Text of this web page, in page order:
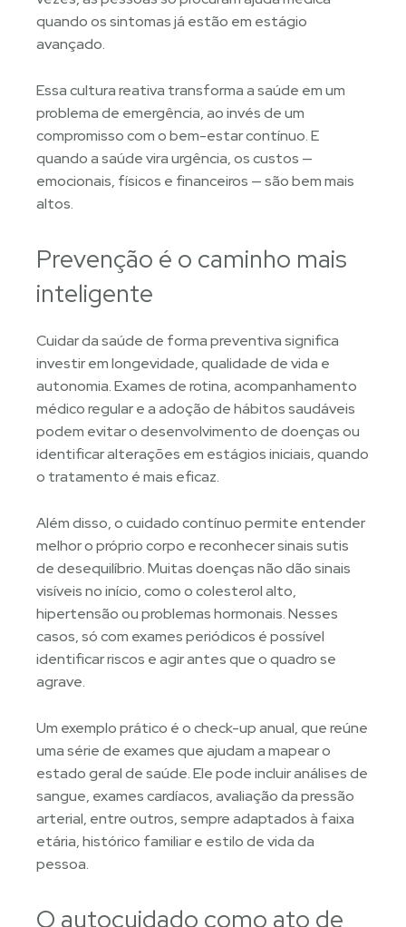
quando os sintomas já estão em estágio
avançado.
Essa cultura reativa transforma a saúde em um
problema de emergência, ao invés de um
compromisso com o bem-estar contínuo. E
quando a saúde vira urgência, os custos —
emocionais, físicos e financeiros — são bem mais
altos.
Prevenção é o caminho mais
inteligente
Cuidar da saúde de forma preventiva significa
investir em longevidade, qualidade de vida e
autonomia. Exames de rotina, acompanhamento
médico regular e a adoção de hábitos saudáveis
podem evitar o desenvolvimento de doenças ou
identificar alterações em estágios iniciais, quando
o tratamento é mais eficaz.
Além disso, o cuidado contínuo permite entender
melhor o próprio corpo e reconhecer sinais sutis
de desequilíbrio. Muitas doenças não dão sinais
visíveis no início, como o colesterol alto,
hipertensão ou problemas hormonais. Nesses
casos, só com exames periódicos é possível
identificar riscos e agir antes que o quadro se
agrave.
Um exemplo prático é o check-up anual, que reúne
uma série de exames que ajudam a mapear o
estado geral de saúde. Ele pode incluir análises de
sangue, exames cardíacos, avaliação da pressão
arterial, entre outros, sempre adaptados à faixa
etária, histórico familiar e estilo de vida da
pessoa.
O autocuidado como ato de